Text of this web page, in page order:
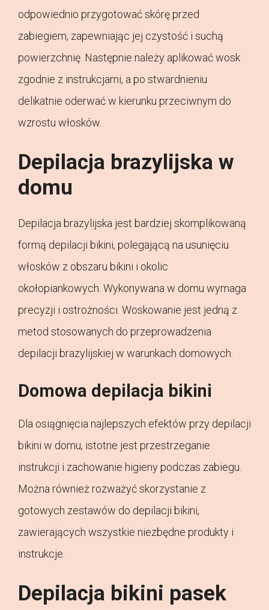
odpowiednio przygotować skórę przed
zabiegiem, zapewniając jej czystość i suchą
powierzchnię. Następnie należy aplikować wosk
zgodnie z instrukcjami, a po stwardnieniu
delikatnie oderwać w kierunku przeciwnym do
wzrostu włosków.
Depilacja brazylijska w
domu
Depilacja brazylijska jest bardziej skomplikowaną
formą depilacji bikini, polegającą na usunięciu
włosków z obszaru bikini i okolic
okołopiankowych. Wykonywana w domu wymaga
precyzji i ostrożności. Woskowanie jest jedną z
metod stosowanych do przeprowadzenia
depilacji brazylijskiej w warunkach domowych.
Domowa depilacja bikini
Dla osiągnięcia najlepszych efektów przy depilacji
bikini w domu, istotne jest przestrzeganie
instrukcji i zachowanie higieny podczas zabiegu.
Można również rozważyć skorzystanie z
gotowych zestawów do depilacji bikini,
zawierających wszystkie niezbędne produkty i
instrukcje.
Depilacja bikini pasek